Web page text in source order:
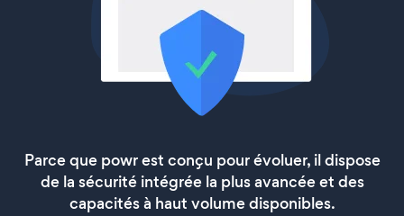
Parce que powr est conçu pour évoluer, il dispose
de la sécurité intégrée la plus avancée et des
capacités à haut volume disponibles.